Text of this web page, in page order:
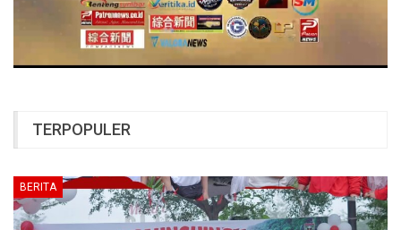
TERPOPULER
BERITA